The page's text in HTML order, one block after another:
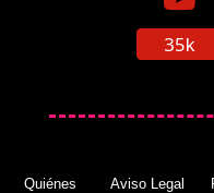
35k
Quiénes
Aviso Legal